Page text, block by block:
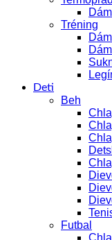
Tréning
Deti
Beh
Futbal